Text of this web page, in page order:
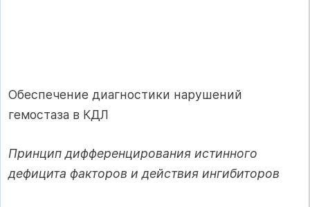
Обеспечение диагностики нарушений
гемостаза в КДЛ
Принцип дифференцирования истинного
дефицита факторов и действия ингибиторов